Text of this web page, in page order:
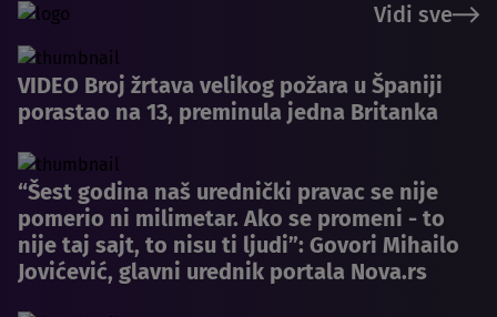
Vidi sve
VIDEO Broj žrtava velikog požara u Španiji
porastao na 13, preminula jedna Britanka
“Šest godina naš urednički pravac se nije
pomerio ni milimetar. Ako se promeni - to
nije taj sajt, to nisu ti ljudi”: Govori Mihailo
Jovićević, glavni urednik portala Nova.rs